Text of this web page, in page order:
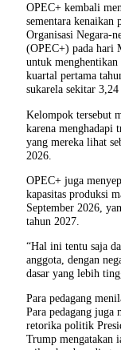
OPEC+ kembali
sementara kenaikan
Organisasi Negara-
(OPEC+) pada hari
untuk menghentikan
kuartal pertama
sukarela sekitar
Kelompok tersebut
karena menghadapi
yang mereka lihat
2026.
OPEC+ juga
kapasitas produksi
September 2026,
tahun 2027.
“Hal ini tentu saja
anggota, dengan
dasar yang lebih
Para pedagang
Para pedagang juga
retorika politik
Trump mengatakan